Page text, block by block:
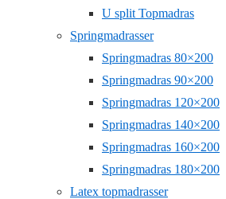
U split Topmadras
Springmadrasser
Springmadras 80×200
Springmadras 90×200
Springmadras 120×200
Springmadras 140×200
Springmadras 160×200
Springmadras 180×200
Latex topmadrasser